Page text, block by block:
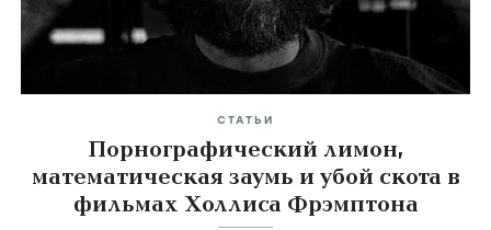
СТАТЬИ
Порнографический лимон,
математическая заумь и убой скота в
фильмах Холлиса Фрэмптона